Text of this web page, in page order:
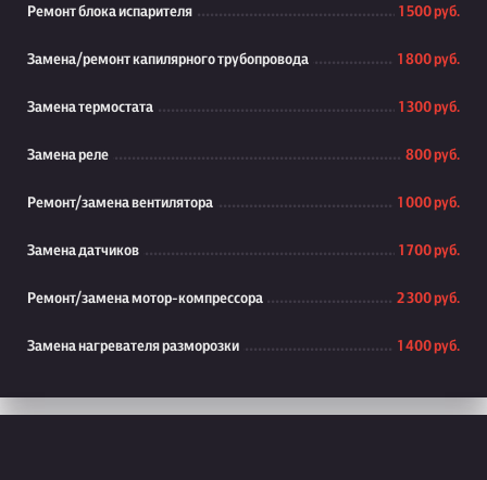
Ремонт блока испарителя 1 500 руб.
Замена/ремонт капилярного трубопровода 1 800 руб.
Замена термостата 1 300 руб.
Замена реле 800 руб.
Ремонт/замена вентилятора 1 000 руб.
Замена датчиков 1 700 руб.
Ремонт/замена мотор-компрессора 2 300 руб.
Замена нагревателя разморозки 1 400 руб.